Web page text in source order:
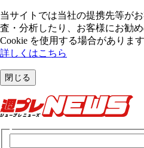
当サイトでは当社の提携先等が
査・分析したり、お客様にお勧
Cookie を使⽤する場合があります
詳しくはこちら
閉じる